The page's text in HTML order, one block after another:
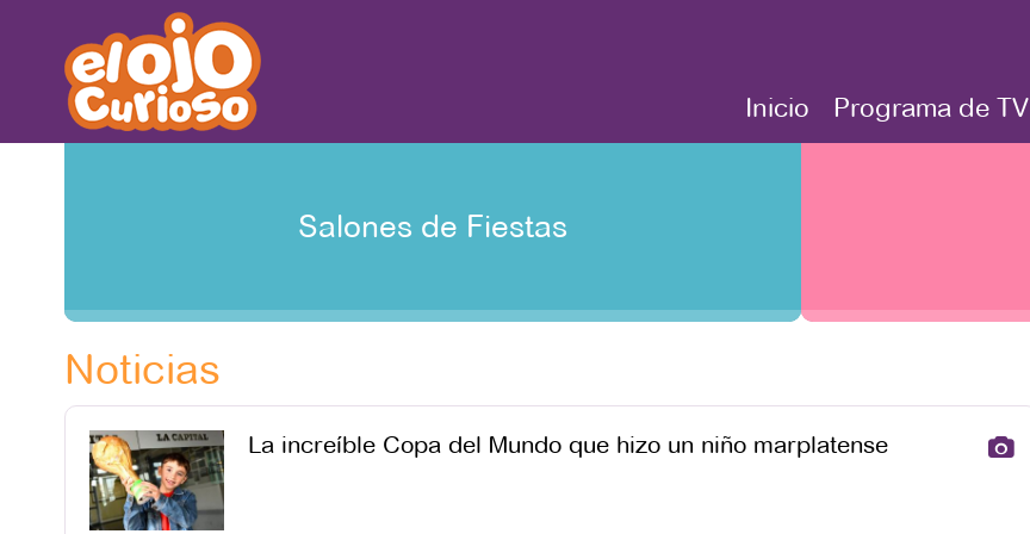
Inicio Programa de TV
Salones de Fiestas
Noticias
La increíble Copa del Mundo que hizo un niño marplatense